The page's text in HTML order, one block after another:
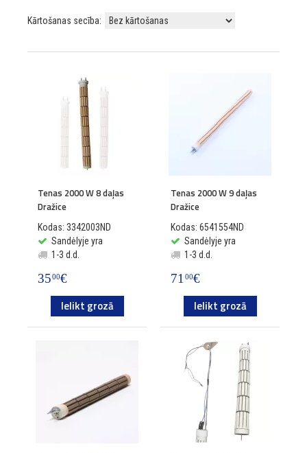
Kārtošanas secība:
Tenas 2000 W 8 daļas
Dražice
Kodas: 3342003ND
Sandėlyje yra
1-3 d.d.
3500€
Ielikt grozā
Tenas 2000 W 9 daļas
Dražice
Kodas: 6541554ND
Sandėlyje yra
1-3 d.d.
7100€
Ielikt grozā